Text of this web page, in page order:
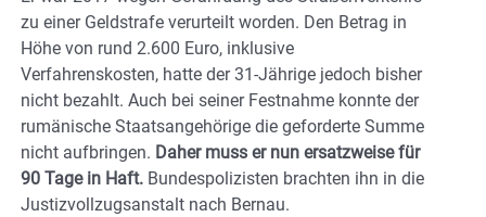
zu einer Geldstrafe verurteilt worden. Den Betrag in
Höhe von rund 2.600 Euro, inklusive
Verfahrenskosten, hatte der 31-Jährige jedoch bisher
nicht bezahlt. Auch bei seiner Festnahme konnte der
rumänische Staatsangehörige die geforderte Summe
nicht aufbringen. Daher muss er nun ersatzweise für
90 Tage in Haft. Bundespolizisten brachten ihn in die
Justizvollzugsanstalt nach Bernau.